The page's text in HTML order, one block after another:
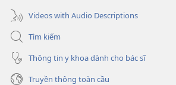
Videos with Audio Descriptions
Tìm kiếm
Thông tin y khoa dành cho bác sĩ
Truyền thông toàn cầu